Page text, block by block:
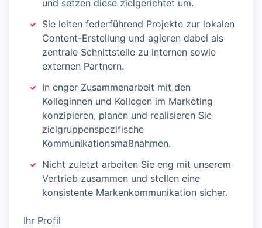
und setzen diese zielgerichtet um.
Sie leiten federführend Projekte zur lokalen
Content-Erstellung und agieren dabei als
zentrale Schnittstelle zu internen sowie
externen Partnern.
In enger Zusammenarbeit mit den
Kolleginnen und Kollegen im Marketing
konzipieren, planen und realisieren Sie
zielgruppenspezifische
Kommunikationsmaßnahmen.
Nicht zuletzt arbeiten Sie eng mit unserem
Vertrieb zusammen und stellen eine
konsistente Markenkommunikation sicher.
Ihr Profil